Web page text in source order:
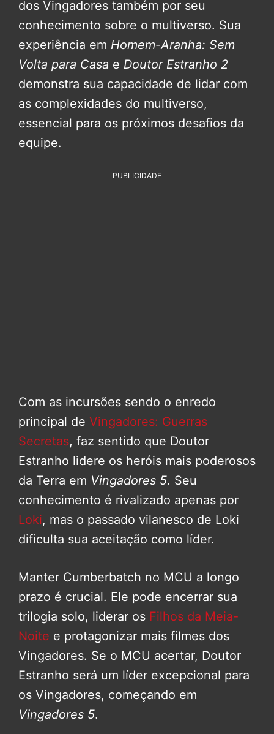
dos Vingadores também por seu
conhecimento sobre o multiverso. Sua
experiência em Homem-Aranha: Sem
Volta para Casa e Doutor Estranho 2
demonstra sua capacidade de lidar com
as complexidades do multiverso,
essencial para os próximos desafios da
equipe.
PUBLICIDADE
Com as incursões sendo o enredo
principal de Vingadores: Guerras
Secretas, faz sentido que Doutor
Estranho lidere os heróis mais poderosos
da Terra em Vingadores 5. Seu
conhecimento é rivalizado apenas por
Loki, mas o passado vilanesco de Loki
dificulta sua aceitação como líder.
Manter Cumberbatch no MCU a longo
prazo é crucial. Ele pode encerrar sua
trilogia solo, liderar os Filhos da Meia-
Noite e protagonizar mais filmes dos
Vingadores. Se o MCU acertar, Doutor
Estranho será um líder excepcional para
os Vingadores, começando em
Vingadores 5.